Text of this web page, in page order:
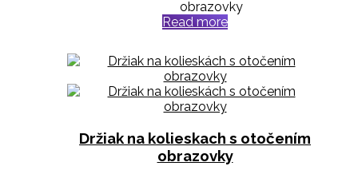
obrazovky
Read more
Držiak na kolieskach s otočením
obrazovky